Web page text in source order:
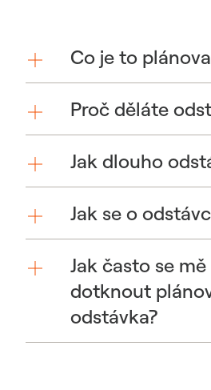
Co je to
Proč děláte
Jak dlouho
Jak se o
Jak často se
dotknout
odstávka?